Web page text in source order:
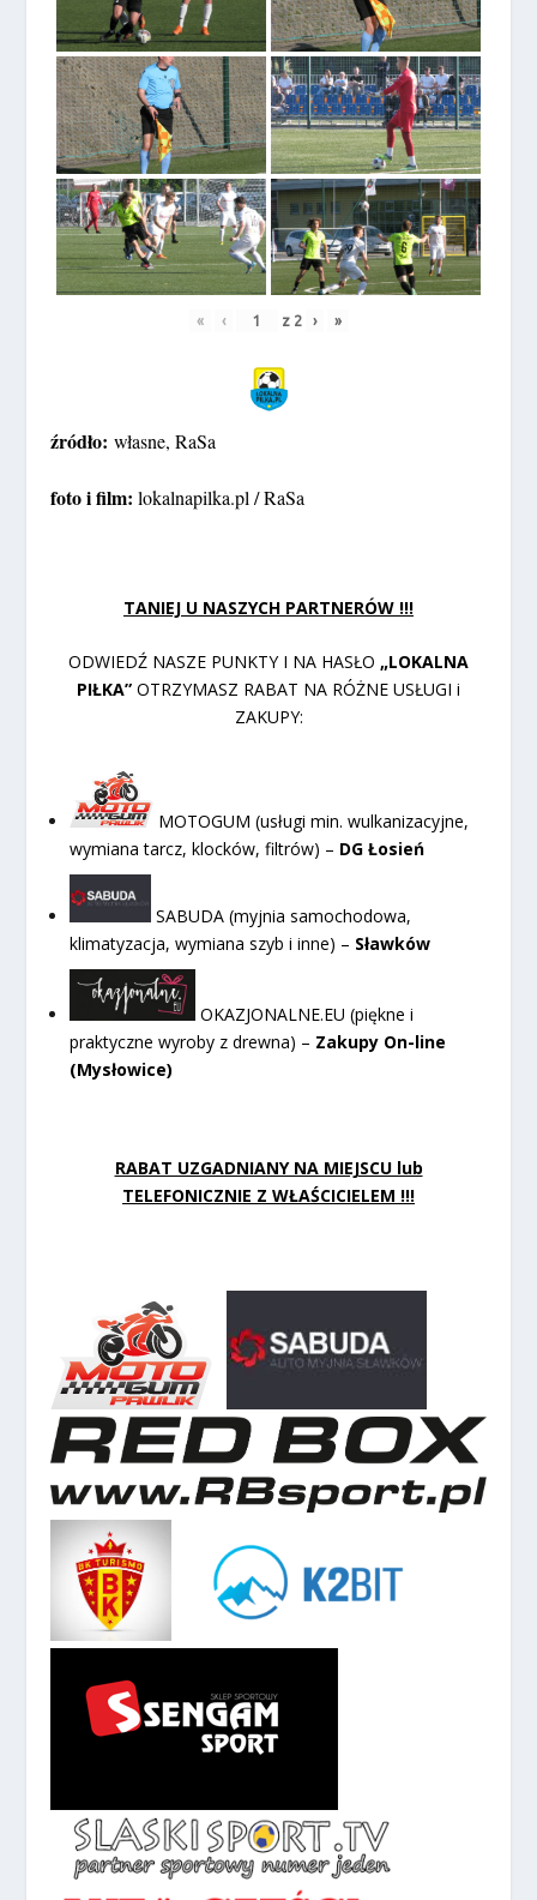
« ‹ z 2 › »
źródło:własne, RaSa
foto i film:lokalnapilka.pl / RaSa
TANIEJ U NASZYCH PARTNERÓW !!!
ODWIEDŹ NASZE PUNKTY I NA HASŁO „LOKALNA
PIŁKA” OTRZYMASZ RABAT NA RÓŻNE USŁUGI i
ZAKUPY:
MOTOGUM (usługi min. wulkanizacyjne,
wymiana tarcz, klocków, filtrów) – DG Łosień
SABUDA (myjnia samochodowa,
klimatyzacja, wymiana szyb i inne) – Sławków
OKAZJONALNE.EU (piękne i
praktyczne wyroby z drewna) – Zakupy On-line
(Mysłowice)
RABAT UZGADNIANY NA MIEJSCU lub
TELEFONICZNIE Z WŁAŚCICIELEM !!!